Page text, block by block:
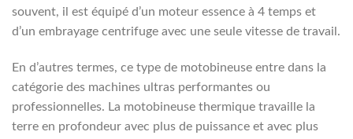
souvent, il est équipé d’un moteur essence à 4 temps et
d’un embrayage centrifuge avec une seule vitesse de travail.
En d’autres termes, ce type de motobineuse entre dans la
catégorie des machines ultras performantes ou
professionnelles. La motobineuse thermique travaille la
terre en profondeur avec plus de puissance et avec plus